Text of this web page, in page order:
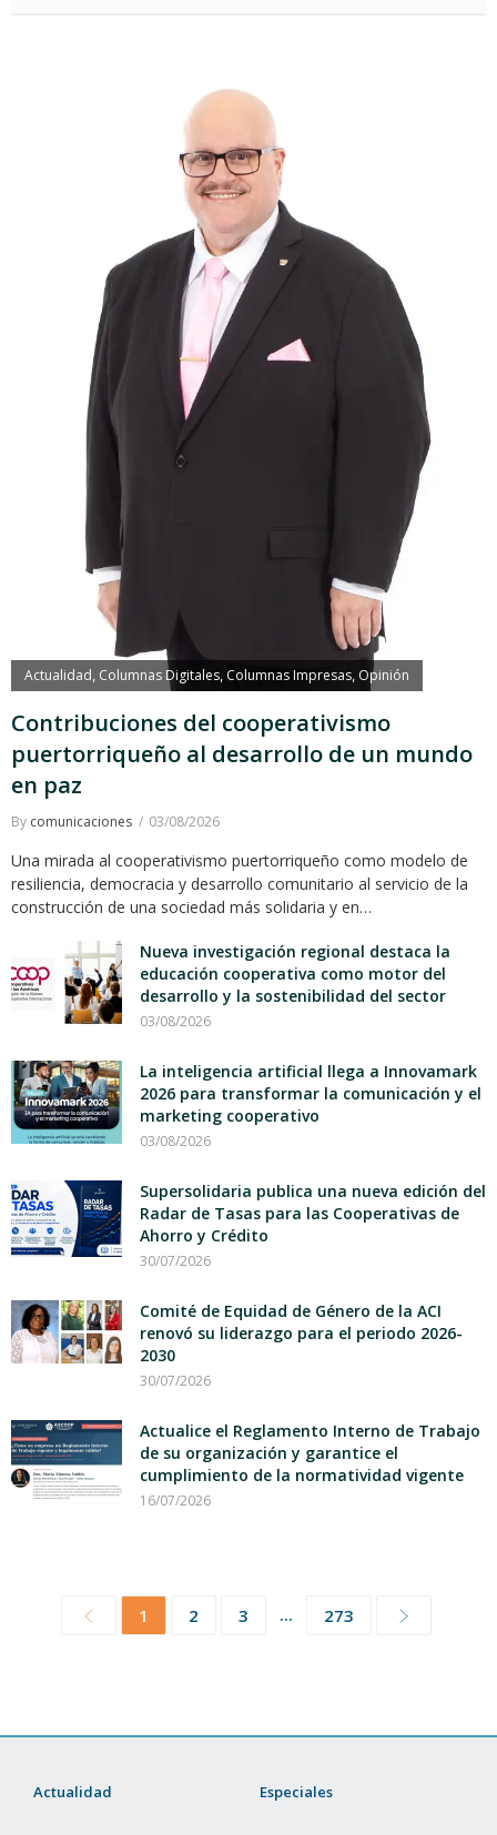
Actualidad, Columnas Digitales, Columnas Impresas, Opinión
Contribuciones del cooperativismo
puertorriqueño al desarrollo de un mundo
en paz
By comunicaciones 03/08/2026
Una mirada al cooperativismo puertorriqueño como modelo de
resiliencia, democracia y desarrollo comunitario al servicio de la
construcción de una sociedad más solidaria y en…
Nueva investigación regional destaca la
educación cooperativa como motor del
desarrollo y la sostenibilidad del sector
03/08/2026
La inteligencia artificial llega a Innovamark
2026 para transformar la comunicación y el
marketing cooperativo
03/08/2026
Supersolidaria publica una nueva edición del
Radar de Tasas para las Cooperativas de
Ahorro y Crédito
30/07/2026
Comité de Equidad de Género de la ACI
renovó su liderazgo para el periodo 2026-
2030
30/07/2026
Actualice el Reglamento Interno de Trabajo
de su organización y garantice el
cumplimiento de la normatividad vigente
16/07/2026
1 2 3 ... 273
Actualidad Especiales